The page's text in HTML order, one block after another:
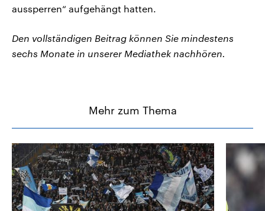
aussperren“ aufgehängt hatten.
Den vollständigen Beitrag können Sie mindestens
sechs Monate in unserer Mediathek nachhören.
Mehr zum Thema